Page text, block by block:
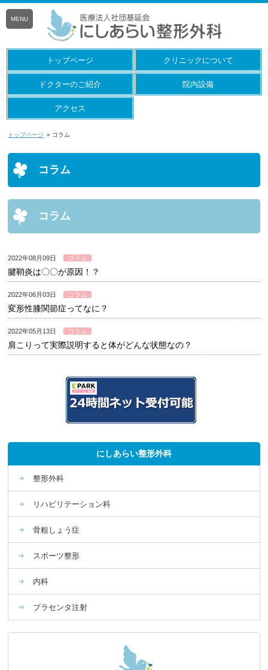
MENU
トップページ クリニックについて
ドクターのご紹介 院内設備
アクセス
トップページ » コラム
コラム
コラム
2022年08月09日 コラム
腱鞘炎は〇〇が原因！？
2022年06月03日 コラム
変形性膝関節症ってなに？
2022年05月13日 コラム
肩こりって実際説明すると体がどんな状態なの？
にしあらい整形外科
整形外科
リハビリテーション科
骨粗しょう症
スポーツ整形
内科
プラセンタ注射